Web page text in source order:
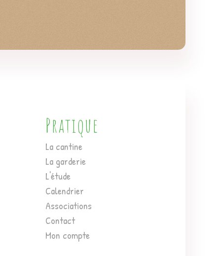
Pratique
La cantine
La garderie
L'étude
Calendrier
Associations
Contact
Mon compte